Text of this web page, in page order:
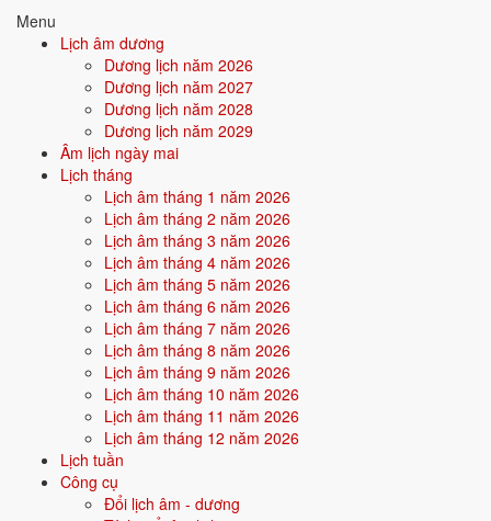
Menu
Lịch âm dương
Dương lịch năm 2026
Dương lịch năm 2027
Dương lịch năm 2028
Dương lịch năm 2029
Âm lịch ngày mai
Lịch tháng
Lịch âm tháng 1 năm 2026
Lịch âm tháng 2 năm 2026
Lịch âm tháng 3 năm 2026
Lịch âm tháng 4 năm 2026
Lịch âm tháng 5 năm 2026
Lịch âm tháng 6 năm 2026
Lịch âm tháng 7 năm 2026
Lịch âm tháng 8 năm 2026
Lịch âm tháng 9 năm 2026
Lịch âm tháng 10 năm 2026
Lịch âm tháng 11 năm 2026
Lịch âm tháng 12 năm 2026
Lịch tuần
Công cụ
Đổi lịch âm - dương
Tìm hiểu chi tiết nạp âm Giản Hạ Thủy: màu hợp, hướng tốt, năm sinh,
tương sinh tương khắc →
Quan hệ Can × Chi (Hỏa sinh Thổ):
nuôi dưỡng hành động. Người này có xu hướng âm thầm hy sinh để
người khác/môi trường tỏa sáng.
Điểm mạnh:Kiên nhẫn, bền bỉ, âm thầm tích lũy, có sức cống
Điểm cần lưu ý:Dễ bị bào mòn năng lượng nếu không biết giữ
giới hạn cho bản thân.
Bối cảnh vận khí khi sinh năm 1997
Người sinh năm1997rơi vào Vận 7 - Thất Xích Kim
trong chu kỳ Tam Nguyên Cửu Vận. Mệnh Thủy sinh trong Vận 7 Thất
Xích Kim (Kim) - kim sinh thủy: vận khí hỗ trợ bản mệnh, người này
được thời đại nuôi dưỡng và tỏa sáng trong các lĩnh vực tài chính, giao
Tính chất vận:
trường, doanh nhân, dotcom.